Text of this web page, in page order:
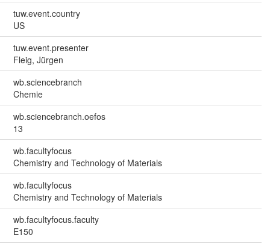
tuw.event.country
US
tuw.event.presenter
Fleig, Jürgen
wb.sciencebranch
Chemie
wb.sciencebranch.oefos
13
wb.facultyfocus
Chemistry and Technology of Materials
wb.facultyfocus
Chemistry and Technology of Materials
wb.facultyfocus.faculty
E150